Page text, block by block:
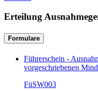
Erteilung
Formulare
Führerschein -
vorgeschriebenen
FüSW003